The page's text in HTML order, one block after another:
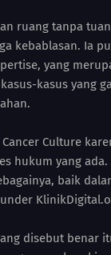
ruang tanpa
kebablasan. Ia
yang
kasus yang
Culture
hukum yang
baik
disebut benar